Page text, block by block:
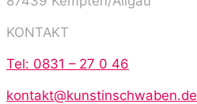
KONTAKT
Tel: 0831 – 27 0 46
kontakt@kunstinschwaben.de